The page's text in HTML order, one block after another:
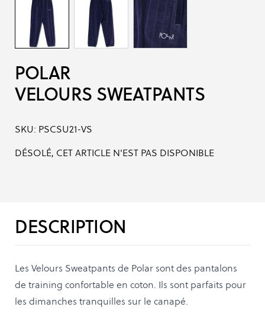
POLAR
VELOURS SWEATPANTS
SKU: PSCSU21-VS
DÉSOLÉ, CET ARTICLE N'EST PAS DISPONIBLE
DESCRIPTION
Les Velours Sweatpants de Polar sont des pantalons
de training confortable en coton. Ils sont parfaits pour
les dimanches tranquilles sur le canapé.